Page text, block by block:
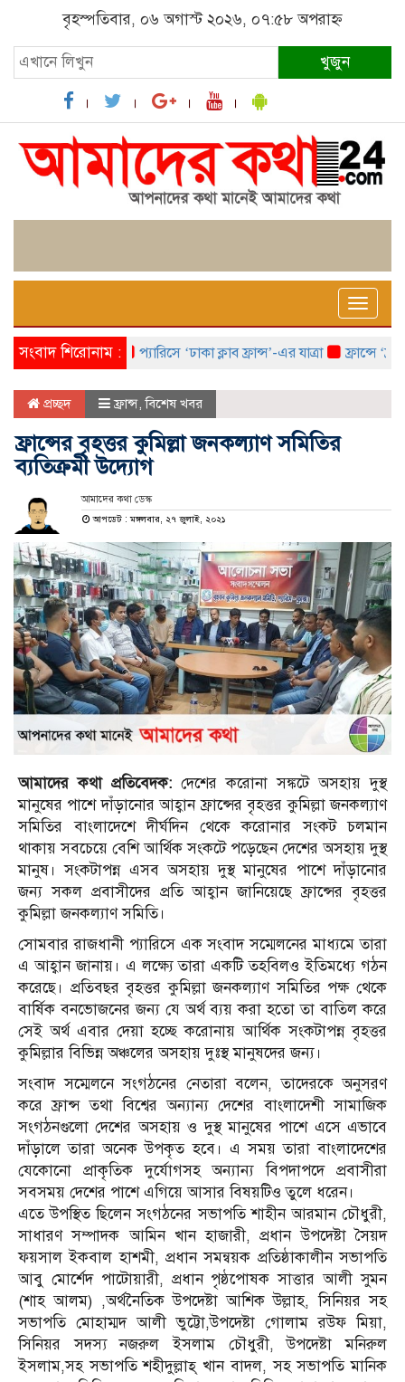
বৃহস্পতিবার, ০৬ অগাস্ট ২০২৬, ০৭:৫৮ অপরাহ্ন
খুজুন
Toggle
সংবাদ শিরোনাম :প্যারিসে ‘ঢাকা ক্লাব ফ্রান্স’-এর যাত্রা ফ্রান্সে
প্রচ্ছদ ফ্রান্স,বিশেষ খবর
ফ্রান্সের বৃহত্তর কুমিল্লা জনকল্যাণ সমিতির
ব্যতিক্রমী উদ্যোগ
আমাদের কথা ডেস্ক
আপডেট : মঙ্গলবার, ২৭ জুলাই, ২০২১
আমাদের কথা প্রতিবেদক: দেশের করোনা সঙ্কটে অসহায় দুস্থ
মানুষের পাশে দাঁড়ানোর আহ্বান ফ্রান্সের বৃহত্তর কুমিল্লা জনকল্যাণ
সমিতির বাংলাদেশে দীর্ঘদিন থেকে করোনার সংকট চলমান
থাকায় সবচেয়ে বেশি আর্থিক সংকটে পড়েছেন দেশের অসহায় দুস্থ
মানুষ। সংকটাপন্ন এসব অসহায় দুস্থ মানুষের পাশে দাঁড়ানোর
জন্য সকল প্রবাসীদের প্রতি আহ্বান জানিয়েছে ফ্রান্সের বৃহত্তর
কুমিল্লা জনকল্যাণ সমিতি।
সোমবার রাজধানী প্যারিসে এক সংবাদ সম্মেলনের মাধ্যমে তারা
এ আহ্বান জানায়। এ লক্ষ্যে তারা একটি তহবিলও ইতিমধ্যে গঠন
করেছে। প্রতিবছর বৃহত্তর কুমিল্লা জনকল্যাণ সমিতির পক্ষ থেকে
বার্ষিক বনভোজনের জন্য যে অর্থ ব্যয় করা হতো তা বাতিল করে
সেই অর্থ এবার দেয়া হচ্ছে করোনায় আর্থিক সংকটাপন্ন বৃহত্তর
কুমিল্লার বিভিন্ন অঞ্চলের অসহায় দুঃস্থ মানুষদের জন্য।
সংবাদ সম্মেলনে সংগঠনের নেতারা বলেন, তাদেরকে অনুসরণ
করে ফ্রান্স তথা বিশ্বের অন্যান্য দেশের বাংলাদেশী সামাজিক
সংগঠনগুলো দেশের অসহায় ও দুস্থ মানুষের পাশে এসে এভাবে
দাঁড়ালে তারা অনেক উপকৃত হবে। এ সময় তারা বাংলাদেশের
যেকোনো প্রাকৃতিক দুর্যোগসহ অন্যান্য বিপদাপদে প্রবাসীরা
সবসময় দেশের পাশে এগিয়ে আসার বিষয়টিও তুলে ধরেন।
এতে উপস্থিত ছিলেন সংগঠনের সভাপতি শাহীন আরমান চৌধুরী,
সাধারণ সম্পাদক আমিন খান হাজারী, প্রধান উপদেষ্টা সৈয়দ
ফয়সাল ইকবাল হাশমী, প্রধান সমন্বয়ক প্রতিষ্ঠাকালীন সভাপতি
আবু মোর্শেদ পাটোয়ারী, প্রধান পৃষ্ঠপোষক সাত্তার আলী সুমন
(শাহ আলম) ,অর্থনৈতিক উপদেষ্টা আশিক উল্লাহ, সিনিয়র সহ
সভাপতি মোহাম্মদ আলী ভুট্টো,উপদেষ্টা গোলাম রউফ মিয়া,
সিনিয়র সদস্য নজরুল ইসলাম চৌধুরী, উপদেষ্টা মনিরুল
ইসলাম,সহ সভাপতি শহীদুল্লাহ্ খান বাদল, সহ সভাপতি মানিক